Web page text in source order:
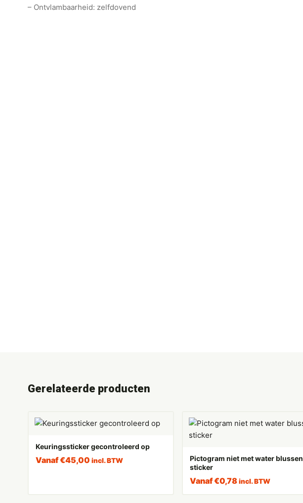
– Ontvlambaarheid: zelfdovend
Gerelateerde producten
Keuringssticker gecontroleerd op
Vanaf€45,00 incl. BTW
Pictogram niet met water blussen
sticker
Vanaf€0,78 incl. BTW